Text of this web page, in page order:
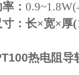
： 0.9~1.8W(
：长×宽×厚
热电阻导